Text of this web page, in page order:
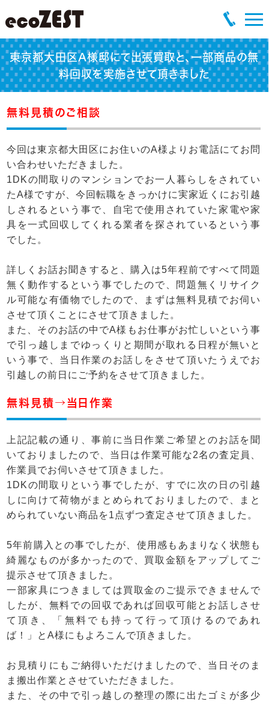
東京都大田区A様邸にて出張買取と、一部商品の無
料回収を実施させて頂きました
無料見積のご相談
今回は東京都大田区にお住いのA様よりお電話にてお問
い合わせいただきました。
1DKの間取りのマンションでお一人暮らしをされてい
たA様ですが、今回転職をきっかけに実家近くにお引越
しされるという事で、自宅で使用されていた家電や家
具を一式回収してくれる業者を探されているという事
でした。
詳しくお話お聞きすると、購入は5年程前ですべて問題
無く動作するという事でしたので、問題無くリサイク
ル可能な有価物でしたので、まずは無料見積でお伺い
させて頂くことにさせて頂きました。
また、そのお話の中でA様もお仕事がお忙しいという事
で引っ越しまでゆっくりと期間が取れる日程が無いと
いう事で、当日作業のお話しをさせて頂いたうえでお
引越しの前日にご予約をさせて頂きました。
無料見積→当日作業
上記記載の通り、事前に当日作業ご希望とのお話を聞
いておりましたので、当日は作業可能な2名の査定員、
作業員でお伺いさせて頂きました。
1DKの間取りという事でしたが、すでに次の日の引越
しに向けて荷物がまとめられておりましたので、まと
められていない商品を1点ずつ査定させて頂きました。
5年前購入との事でしたが、使用感もあまりなく状態も
綺麗なものが多かったので、買取金額をアップしてご
提示させて頂きました。
一部家具につきましては買取金のご提示できませんで
したが、無料での回収であれば回収可能とお話しさせ
て頂き、「無料でも持って行って頂けるのであれ
ば！」とA様にもよろこんで頂きました。
お見積りにもご納得いただけましたので、当日そのま
ま搬出作業とさせていただきました。
また、その中で引っ越しの整理の際に出たゴミが多少